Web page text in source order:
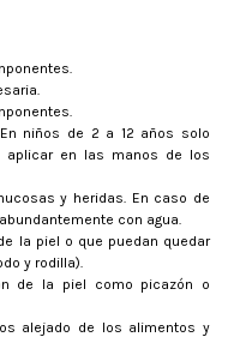
niños de 2 a 12 años solo
aplicar en las manos de los
y heridas. En caso de
con agua.
la piel o que puedan quedar
y rodilla).
de la piel como picazón o
alejado de los alimentos y